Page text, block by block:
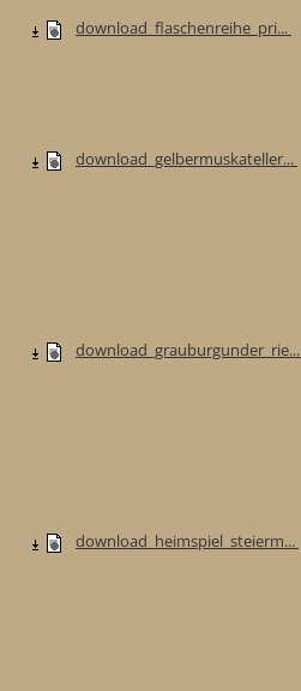
download_flaschenreihe_pri...
download_gelbermuskateller...
download_grauburgunder_rie...
download_heimspiel_steierm...